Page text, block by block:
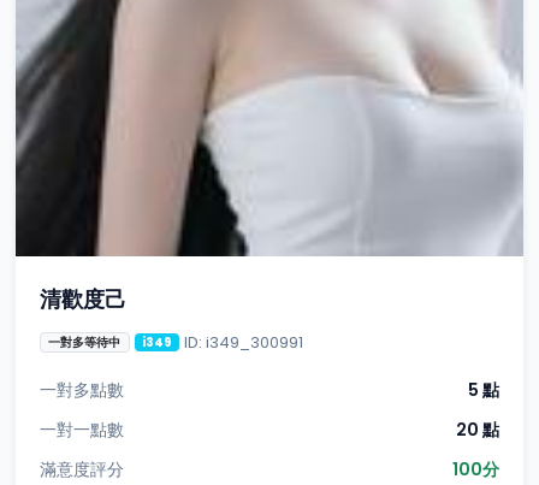
清歡度己
一對多等待中 i349 ID: i349_300991
一對多點數
5 點
一對一點數
20 點
滿意度評分
100分